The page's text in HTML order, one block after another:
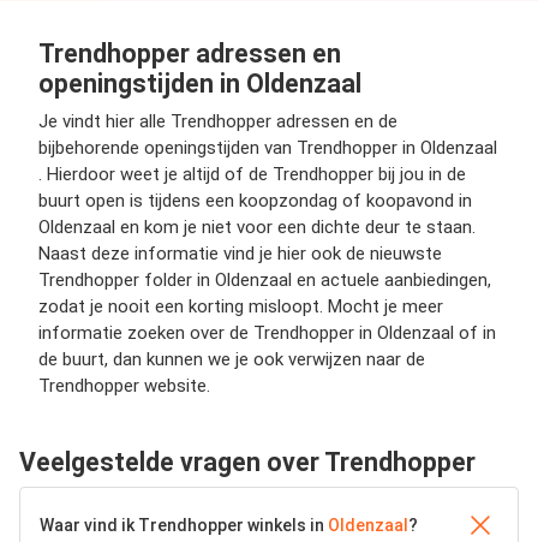
Trendhopper adressen en
openingstijden in Oldenzaal
Je vindt hier alle Trendhopper adressen en de
bijbehorende openingstijden van Trendhopper in Oldenzaal
. Hierdoor weet je altijd of de Trendhopper bij jou in de
buurt open is tijdens een koopzondag of koopavond in
Oldenzaal en kom je niet voor een dichte deur te staan.
Naast deze informatie vind je hier ook de nieuwste
Trendhopper folder in Oldenzaal en actuele aanbiedingen,
zodat je nooit een korting misloopt. Mocht je meer
informatie zoeken over de Trendhopper in Oldenzaal of in
de buurt, dan kunnen we je ook verwijzen naar de
Trendhopper website.
Veelgestelde vragen over Trendhopper
Waar vind ik Trendhopper winkels in Oldenzaal ?